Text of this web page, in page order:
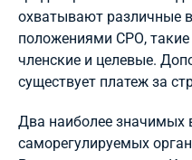
охватывают различные
положениями СРО, такие
членские и целевые.
существует платеж за
Два наиболее значимых
саморегулируемых